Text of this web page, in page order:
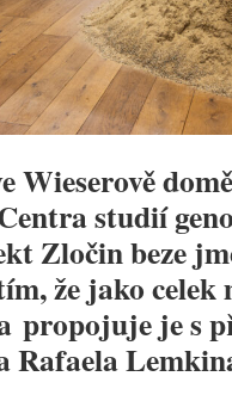
Wieserově
studií
Zločin beze
že jako celek
propojuje je s
Rafaela